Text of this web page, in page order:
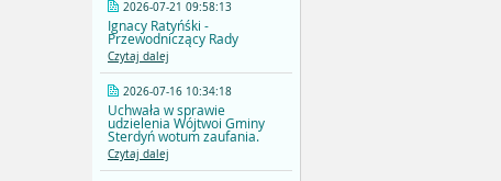
2026-07-21 09:58:13
Ignacy Ratyńśki -
Przewodniczący Rady
Czytaj dalej
2026-07-16 10:34:18
Uchwała w sprawie
udzielenia Wójtwoi Gminy
Sterdyń wotum zaufania.
Czytaj dalej